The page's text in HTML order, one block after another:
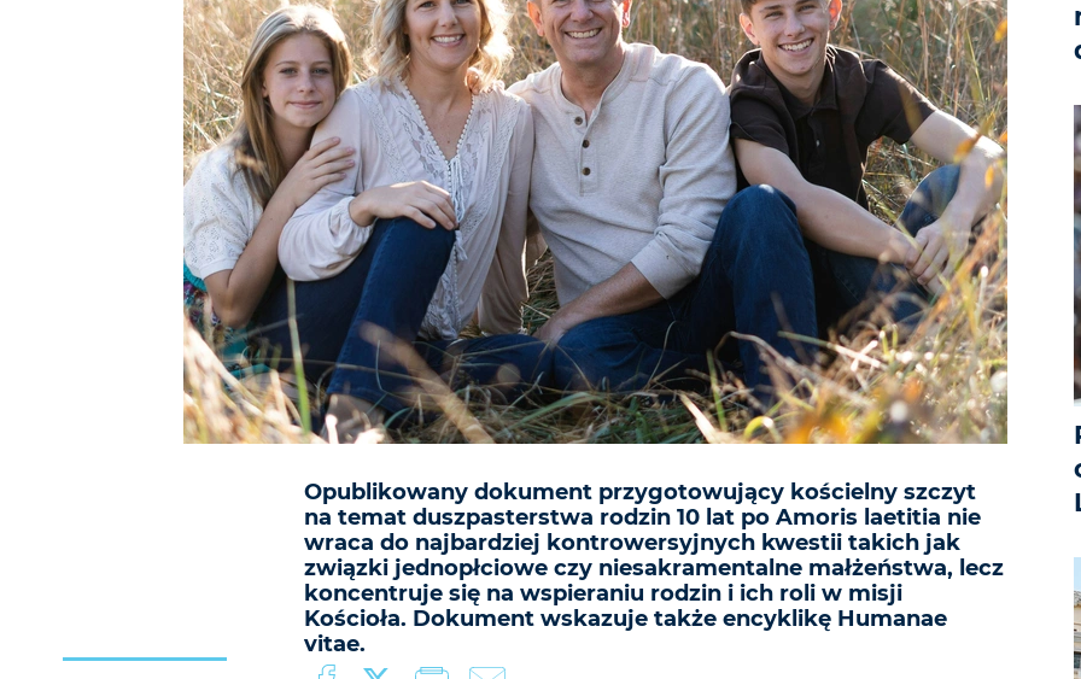
Opublikowany dokument przygotowujący kościelny szczyt
na temat duszpasterstwa rodzin 10 lat po Amoris laetitia nie
wraca do najbardziej kontrowersyjnych kwestii takich jak
związki jednopłciowe czy niesakramentalne małżeństwa, lecz
koncentruje się na wspieraniu rodzin i ich roli w misji
Kościoła. Dokument wskazuje także encyklikę Humanae
vitae.